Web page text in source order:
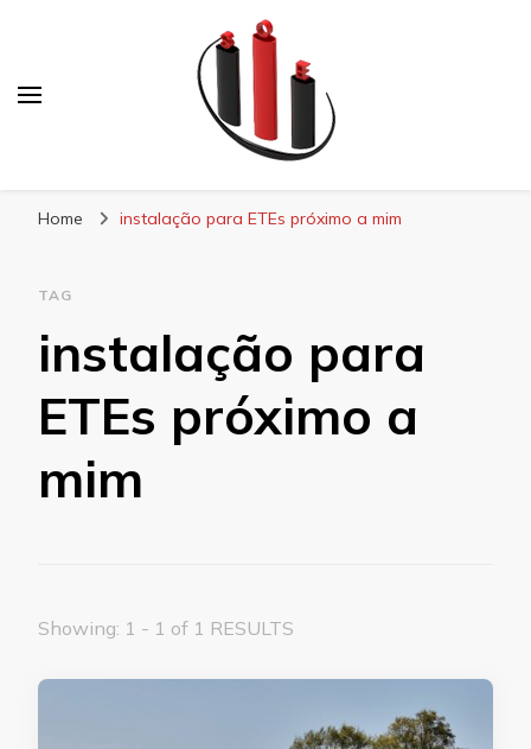
Home instalação para ETEs próximo a mim
TAG
instalação para
ETEs próximo a
mim
Showing: 1 - 1 of 1 RESULTS